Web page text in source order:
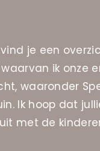
je een
ik onze
waaronder
Ik hoop dat
met de